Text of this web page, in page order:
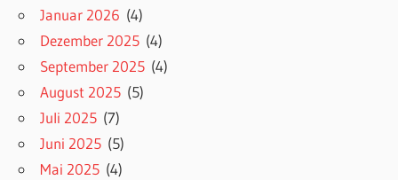
Januar 2026 (4)
Dezember 2025 (4)
September 2025 (4)
August 2025 (5)
Juli 2025 (7)
Juni 2025 (5)
Mai 2025 (4)